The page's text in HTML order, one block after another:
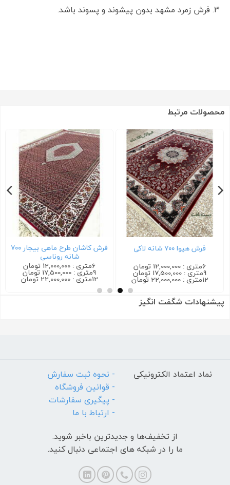
فرش زمرد مشهد بدون پیشوند و پسوند باشد.
محصولات مرتبط
فرش هیوا ۷۰۰ شانه لاکی
6متری : 12,000,000 تومان
9متری : 17,500,000 تومان
12متری : 22,000,000 تومان
فرش کاشان طرح ماهی بیجار ۷۰۰
شانه روناسی
6متری : 12,000,000 تومان
9متری : 17,500,000 تومان
12متری : 22,000,000 تومان
پیشنهادات شگفت انگیز
نماد اعتماد الکترونیکی
- نحوه ثبت سفارش
- قوانین فروشگاه
- پیگیری سفارشات
- ارتباط با ما
از تخفیف‌ها و جدیدترین‌ باخبر شوید.
ما را در شبکه های اجتماعی دنبال کنید.